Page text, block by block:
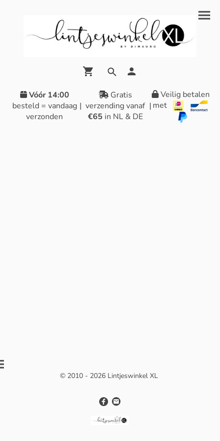
Vóór 14:00
besteld = vandaag
verzonden
|
Gratis
verzending vanaf
€65 in NL & DE
|
Veilig betalen
met
© 2010 - 2026 Lintjeswinkel XL